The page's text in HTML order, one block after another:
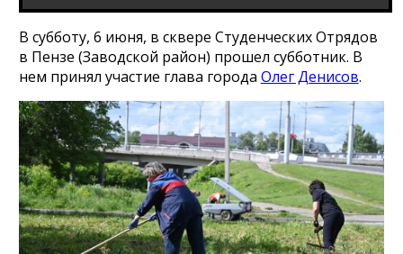
В субботу, 6 июня, в сквере Студенческих Отрядов
в Пензе (Заводской район) прошел субботник. В
нем принял участие глава города Олег Денисов.